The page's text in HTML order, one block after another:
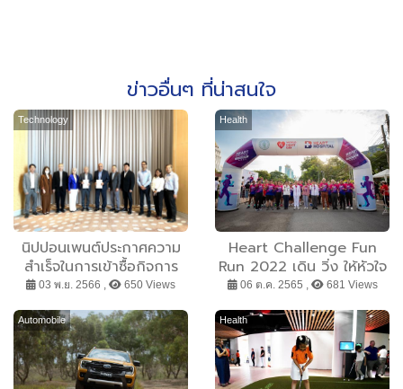
ข่าวอื่นๆ ที่น่าสนใจ
Technology
นิปปอนเพนต์ประกาศความ
สำเร็จในการเข้าซื้อกิจการ
ของดี-แอ็คท์
03 พ.ย. 2566 , 650 Views
Health
Heart Challenge Fun
Run 2022 เดิน วิ่ง ให้หัวใจ
คนกรุงแข็งแรง
06 ต.ค. 2565 , 681 Views
Automobile Health